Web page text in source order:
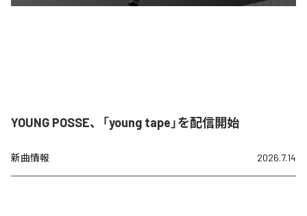
YOUNG POSSE、「young tape」を配信開始
新曲情報 2026.7.14